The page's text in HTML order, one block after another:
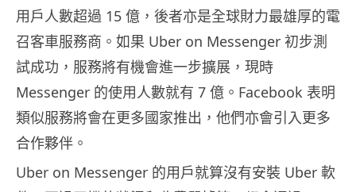
用戶人數超過 15 億，後者亦是全球財力最雄厚的電
召客車服務商。如果 Uber on Messenger 初步測
試成功，服務將有機會進一步擴展，現時
Messenger 的使用人數就有 7 億。Facebook 表明
類似服務將會在更多國家推出，他們亦會引入更多
合作夥伴。
Uber on Messenger 的用戶就算沒有安裝 Uber 軟